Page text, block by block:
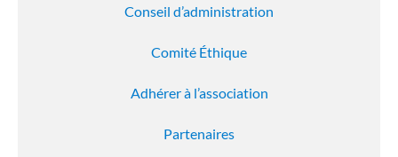
Conseil d’administration
Comité Éthique
Adhérer à l’association
Partenaires